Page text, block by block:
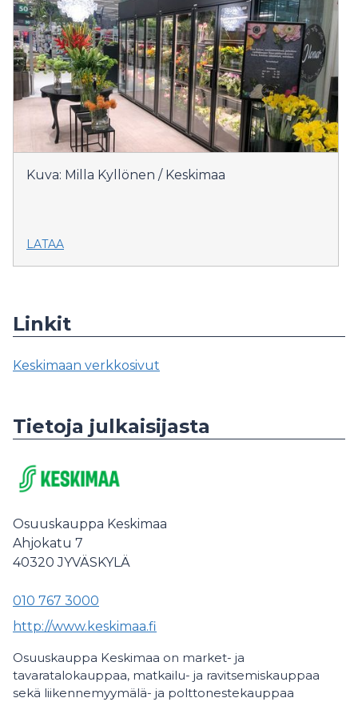
Kuva: Milla Kyllönen / Keskimaa
LATAA
Linkit
Keskimaan verkkosivut
Tietoja julkaisijasta
Osuuskauppa Keskimaa
Ahjokatu 7
40320 JYVÄSKYLÄ
010 767 3000
http://www.keskimaa.fi
Osuuskauppa Keskimaa on market- ja
tavaratalokauppaa, matkailu- ja ravitsemiskauppaa
sekä liikennemyymälä- ja polttonestekauppaa